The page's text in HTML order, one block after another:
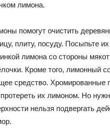
лимона.
помогут очистить
плиту, посуду. Посыпьте
лимона со стороны
Кроме того, лимонный
средство. Хромированные
их лимоном. Но
нельзя подвергать